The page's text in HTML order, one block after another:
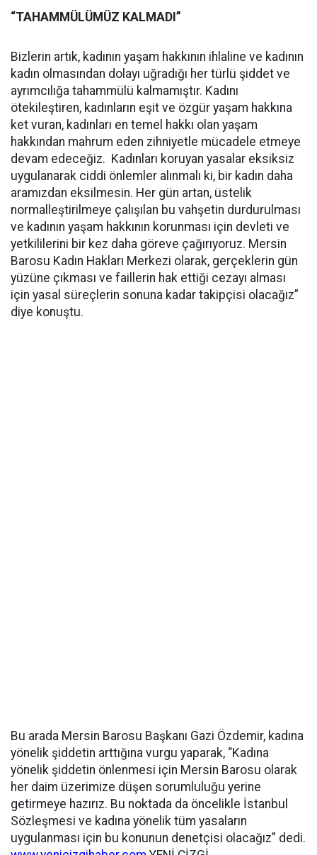
“TAHAMMÜLÜMÜZ KALMADI”
Bizlerin artık, kadının yaşam hakkının ihlaline ve kadının
kadın olmasından dolayı uğradığı her türlü şiddet ve
ayrımcılığa tahammülü kalmamıştır. Kadını
ötekileştiren, kadınların eşit ve özgür yaşam hakkına
ket vuran, kadınları en temel hakkı olan yaşam
hakkından mahrum eden zihniyetle mücadele etmeye
devam edeceğiz. Kadınları koruyan yasalar eksiksiz
uygulanarak ciddi önlemler alınmalı ki, bir kadın daha
aramızdan eksilmesin. Her gün artan, üstelik
normalleştirilmeye çalışılan bu vahşetin durdurulması
ve kadının yaşam hakkının korunması için devleti ve
yetkililerini bir kez daha göreve çağırıyoruz. Mersin
Barosu Kadın Hakları Merkezi olarak, gerçeklerin gün
yüzüne çıkması ve faillerin hak ettiği cezayı alması
için yasal süreçlerin sonuna kadar takipçisi olacağız”
diye konuştu.
Bu arada Mersin Barosu Başkanı Gazi Özdemir, kadına
yönelik şiddetin arttığına vurgu yaparak, “Kadına
yönelik şiddetin önlenmesi için Mersin Barosu olarak
her daim üzerimize düşen sorumluluğu yerine
getirmeye hazırız. Bu noktada da öncelikle İstanbul
Sözleşmesi ve kadına yönelik tüm yasaların
uygulanması için bu konunun denetçisi olacağız” dedi.